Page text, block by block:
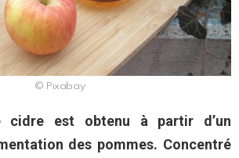
© Pixabay
cidre est obtenu à partir d’un
des pommes. Concentré